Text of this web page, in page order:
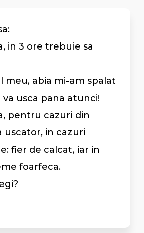
in 3 ore trebuie sa
meu, abia mi-am spalat
va usca pana atunci!
pentru cazuri din
uscator, in cazuri
fier de calcat, iar in
foarfeca.